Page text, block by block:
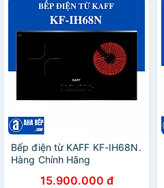
Bếp điện từ KAFF KF-IH68N.
Hàng Chính Hãng
15.900.000 đ